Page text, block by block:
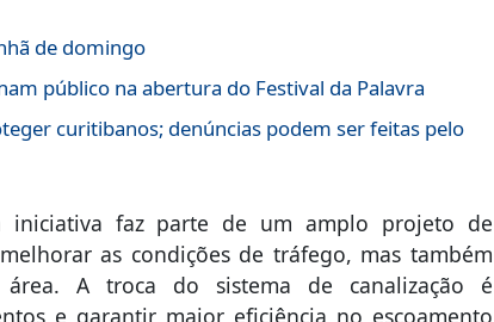
de domingo
público na abertura do Festival da Palavra
curitibanos; denúncias podem ser feitas pelo
faz parte de um amplo projeto de
as condições de tráfego, mas também
A troca do sistema de canalização é
e garantir maior eficiência no escoamento